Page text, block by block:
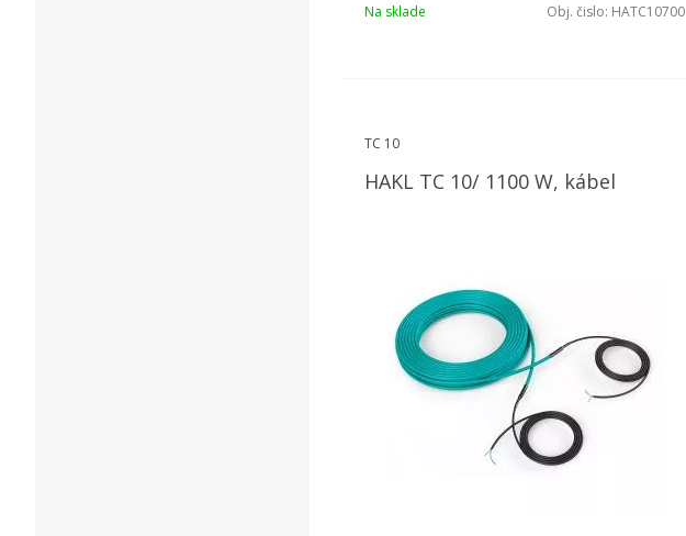
Na sklade Obj. čislo: HATC10700
TC 10
HAKL TC 10/ 1100 W, kábel